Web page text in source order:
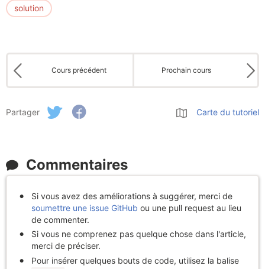
solution
Cours précédent Prochain cours
Partager Carte du tutoriel
Commentaires
Si vous avez des améliorations à suggérer, merci de
soumettre une issue GitHub ou une pull request au lieu
de commenter.
Si vous ne comprenez pas quelque chose dans l'article,
merci de préciser.
Pour insérer quelques bouts de code, utilisez la balise